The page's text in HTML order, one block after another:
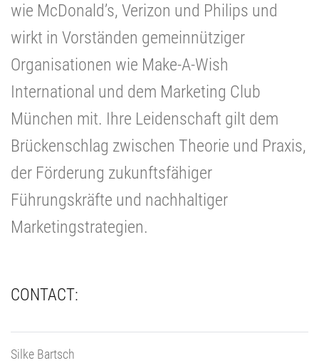
wie McDonald’s, Verizon und Philips und
wirkt in Vorständen gemeinnütziger
Organisationen wie Make-A-Wish
International und dem Marketing Club
München mit. Ihre Leidenschaft gilt dem
Brückenschlag zwischen Theorie und Praxis,
der Förderung zukunftsfähiger
Führungskräfte und nachhaltiger
Marketingstrategien.
CONTACT:
Silke Bartsch